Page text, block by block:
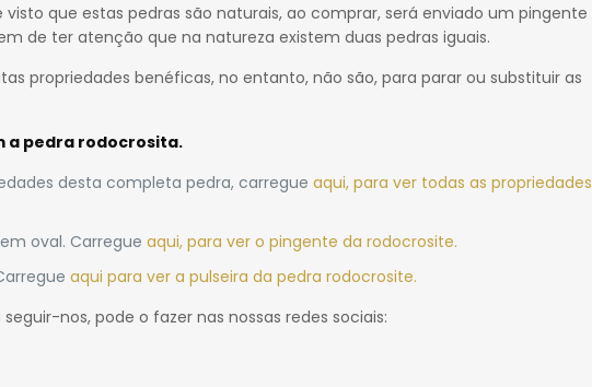
que estas pedras são naturais, ao comprar, será enviado um pingente
de ter atenção que na natureza existem duas pedras iguais.
propriedades benéficas, no entanto, não são, para parar ou substituir as
a pedra rodocrosita.
desta completa pedra, carregueaqui, para ver todas as propriedades
oval. Carregueaqui, para ver o pingente da rodocrosite.
aqui para ver a pulseira da pedra rodocrosite.
nos, pode o fazer nas nossas redes sociais: